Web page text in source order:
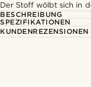
Der Stoff wölbt sich in
BESCHREIBUNG
SPEZIFIKATIONEN
KUNDENREZENSIONEN